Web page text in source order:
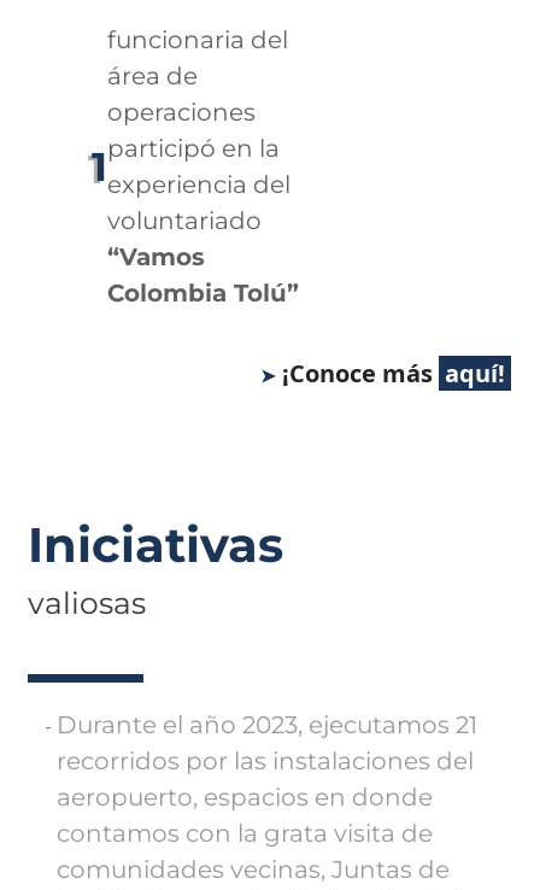
1
funcionaria del
área de
operaciones
participó en la
experiencia del
voluntariado
“Vamos
Colombia Tolú”
¡Conoce más
Iniciativas
valiosas
Durante el año 2023, ejecutamos 21
recorridos por las instalaciones del
aeropuerto, espacios en donde
contamos con la grata visita de
comunidades vecinas, Juntas de